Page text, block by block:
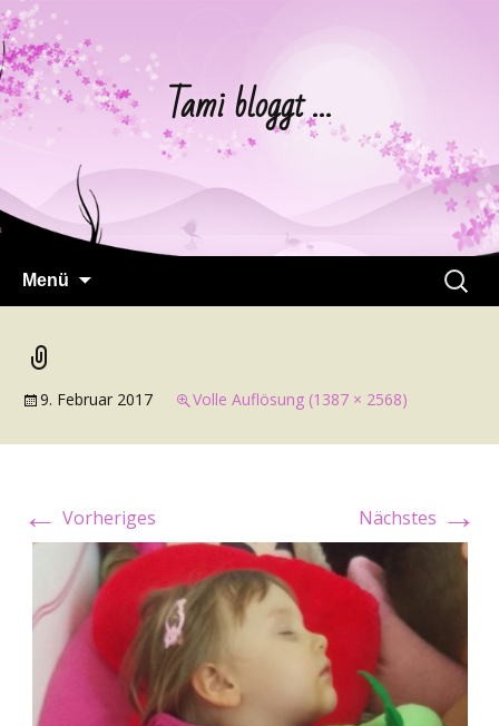
Tami bloggt …
Menü
Suchen
nach:
9. Februar 2017 Volle Auflösung (1387 × 2568)
← Vorheriges Nächstes →